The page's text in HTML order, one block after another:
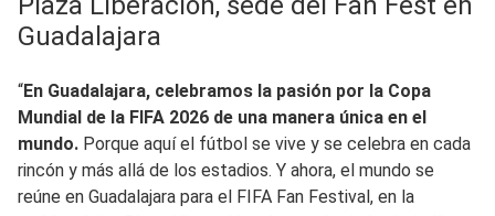
Guadalajara
“En Guadalajara, celebramos la pasión por la Copa
Mundial de la FIFA 2026 de una manera única en el
mundo. Porque aquí el fútbol se vive y se celebra en cada
rincón y más allá de los estadios. Y ahora, el mundo se
reúne en Guadalajara para el FIFA Fan Festival, en la